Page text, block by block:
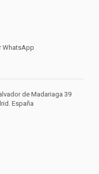
WhatsApp
de Madariaga 39
España